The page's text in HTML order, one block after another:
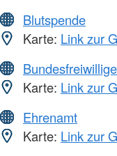
Blutspende
Karte: Link zur
Karte: Link zur
Ehrenamt
Karte: Link zur